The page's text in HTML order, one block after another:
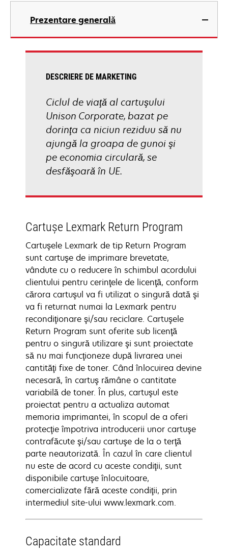
Prezentare generală
DESCRIERE DE MARKETING
Ciclul de viaţă al cartuşului
Unison Corporate, bazat pe
dorinţa ca niciun reziduu să nu
ajungă la groapa de gunoi şi
pe economia circulară, se
desfăşoară în UE.
Cartuşe Lexmark Return Program
Cartuşele Lexmark de tip Return Program
sunt cartuşe de imprimare brevetate,
vândute cu o reducere în schimbul acordului
clientului pentru cerinţele de licenţă, conform
cărora cartuşul va fi utilizat o singură dată şi
va fi returnat numai la Lexmark pentru
recondiţionare şi/sau reciclare. Cartuşele
Return Program sunt oferite sub licenţă
pentru o singură utilizare şi sunt proiectate
să nu mai funcţioneze după livrarea unei
cantităţi fixe de toner. Când înlocuirea devine
necesară, în cartuş rămâne o cantitate
variabilă de toner. În plus, cartuşul este
proiectat pentru a actualiza automat
memoria imprimantei, în scopul de a oferi
protecţie împotriva introducerii unor cartuşe
contrafăcute şi/sau cartuşe de la o terţă
parte neautorizată. În cazul în care clientul
nu este de acord cu aceste condiţii, sunt
disponibile cartuşe înlocuitoare,
comercializate fără aceste condiţii, prin
intermediul site-ului www.lexmark.com.
Capacitate standard